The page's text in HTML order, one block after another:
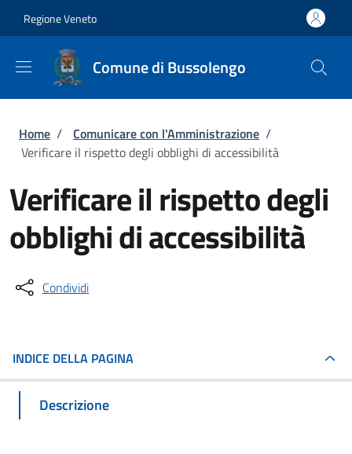
Regione Veneto
Comune di Bussolengo
Briciole di pane
Home / Comunicare con l'Amministrazione /
Verificare il rispetto degli obblighi di accessibilità
Verificare il rispetto degli
obblighi di accessibilità
Condividi
INDICE DELLA PAGINA
Descrizione